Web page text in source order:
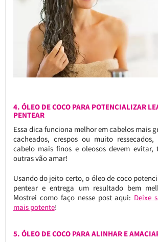
4. ÓLEO DE COCO PARA POTENCIALIZAR
PENTEAR
Essa dica funciona melhor em cabelos mais
cacheados, crespos ou muito
cabelo mais finos e oleosos devem evitar,
outras vão amar!
Usando do jeito certo, o óleo de coco
pentear e entrega um resultado bem
Mostrei como faço nesse post aqui: Deixe
mais potente!
5. ÓLEO DE COCO PARA ALINHAR E